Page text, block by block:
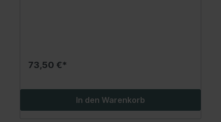
73,50 €*
In den Warenkorb